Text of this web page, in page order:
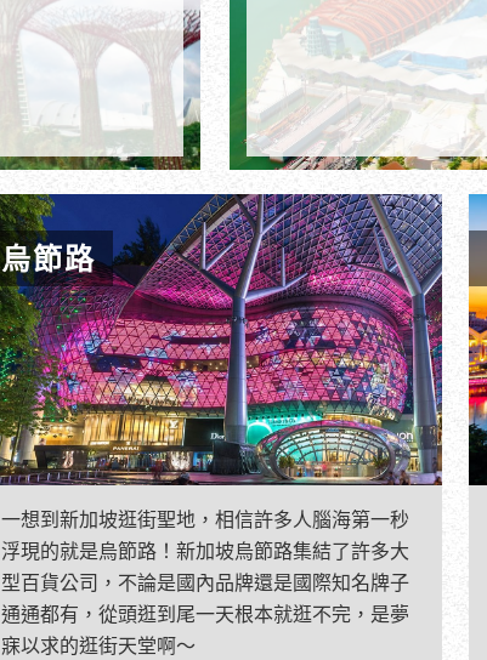
烏節路
一想到新加坡逛街聖地，相信許多人腦海第一秒
浮現的就是烏節路！新加坡烏節路集結了許多大
型百貨公司，不論是國內品牌還是國際知名牌子
通通都有，從頭逛到尾一天根本就逛不完，是夢
寐以求的逛街天堂啊～